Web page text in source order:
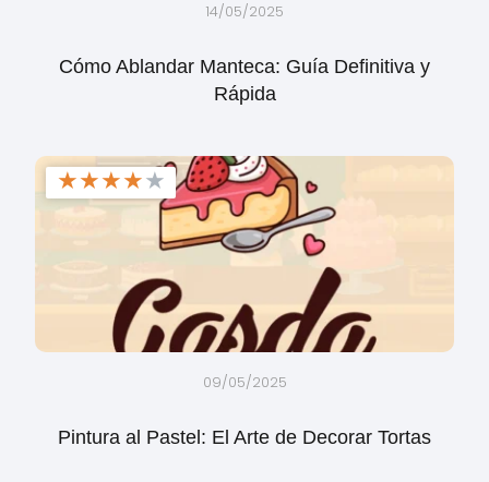
14/05/2025
Cómo Ablandar Manteca: Guía Definitiva y
Rápida
★★★★★
09/05/2025
Pintura al Pastel: El Arte de Decorar Tortas